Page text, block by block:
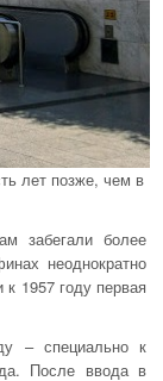
лет позже, чем в
забегали более
неоднократно
1957 году первая
– специально к
После ввода в